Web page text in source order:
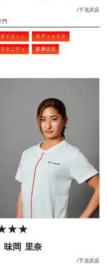
下北沢店
門
ダイエット ボディメイク
マタニティ 健康促進
味岡 里奈
下北沢店